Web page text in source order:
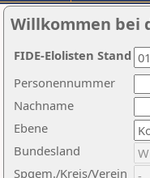
Willkommen bei
Nachname
Ebene
Personennummer
Bundesland
Spgem./Kreis/Verein
FIDE-Elolisten Stand